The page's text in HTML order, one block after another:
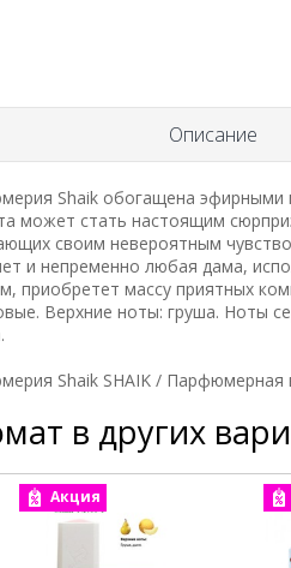
Описание
Shaik обогащена эфирными
может стать настоящим
своим невероятным
и непременно любая дама,
приобретет массу приятных
Верхние ноты: груша. Ноты
Shaik SHAIK / Парфюмерная
в других
Акция